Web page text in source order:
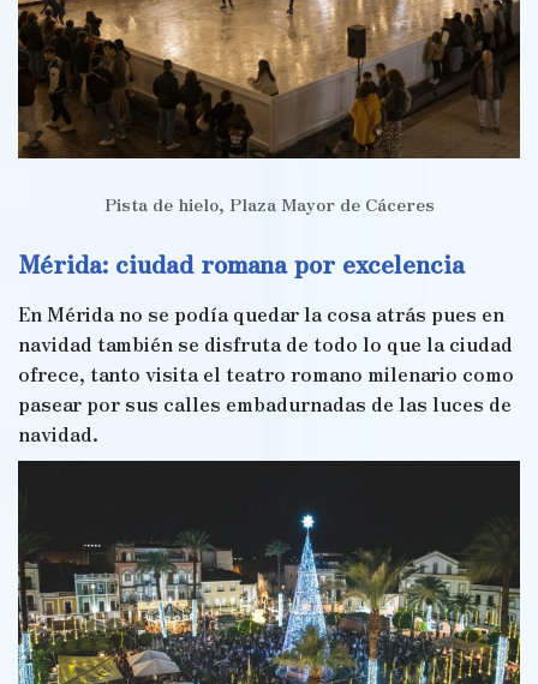
Pista de hielo, Plaza Mayor de Cáceres
Mérida: ciudad romana por excelencia
En Mérida no se podía quedar la cosa atrás pues en
navidad también se disfruta de todo lo que la ciudad
ofrece, tanto visita el teatro romano milenario como
pasear por sus calles embadurnadas de las luces de
navidad.